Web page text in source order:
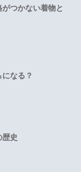
つかない着物と
なる？
歴史